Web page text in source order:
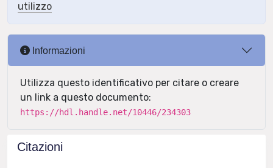
utilizzo
Informazioni
Utilizza questo identificativo per citare o creare
un link a questo documento:
https://hdl.handle.net/10446/234303
Citazioni